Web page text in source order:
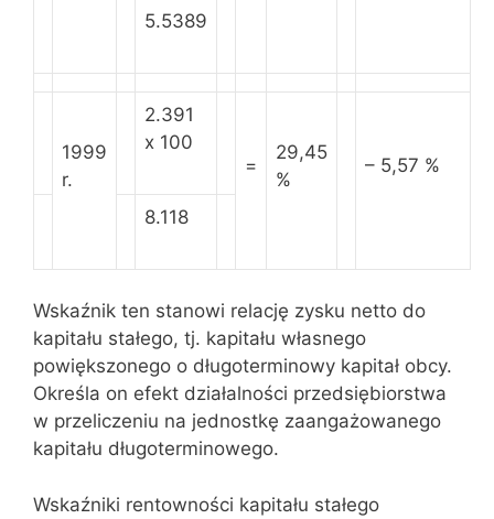
5.5389
1999
r.
2.391
x 100
=
29,45
%
– 5,57 %
8.118
Wskaźnik ten stanowi relację zysku netto do
kapitału stałego, tj. kapitału własnego
powiększonego o długoterminowy kapitał obcy.
Określa on efekt działalności przedsiębiorstwa
w przeliczeniu na jednostkę zaangażowanego
kapitału długoterminowego.
Wskaźniki rentowności kapitału stałego